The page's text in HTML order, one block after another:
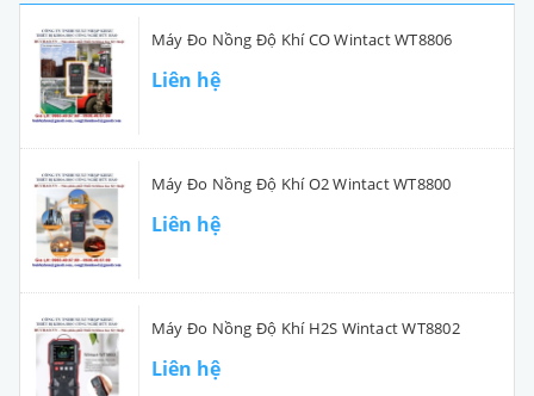
Máy Đo Nồng Độ Khí CO Wintact WT8806
Liên hệ
Máy Đo Nồng Độ Khí O2 Wintact WT8800
Liên hệ
Máy Đo Nồng Độ Khí H2S Wintact WT8802
Liên hệ